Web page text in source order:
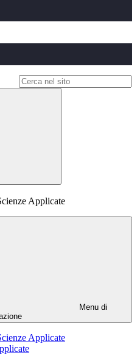
Applicate
Menu di
Applicate